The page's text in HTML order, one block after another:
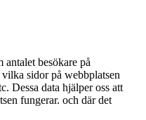
besökare på
sidor på webbplatsen
Dessa data hjälper oss att
fungerar. och där det